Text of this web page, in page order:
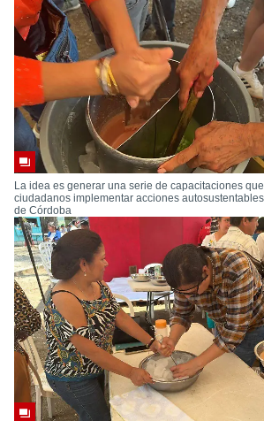
La idea es generar una serie de capacitaciones
ciudadanos implementar acciones
de Córdoba